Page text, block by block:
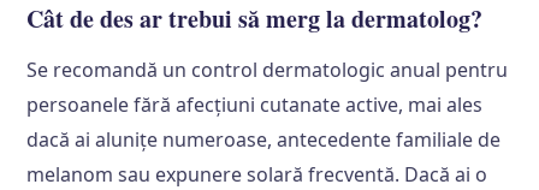
Cât de des ar trebui să merg la dermatolog?
Se recomandă un control dermatologic anual pentru
persoanele fără afecțiuni cutanate active, mai ales
dacă ai alunițe numeroase, antecedente familiale de
melanom sau expunere solară frecventă. Dacă ai o